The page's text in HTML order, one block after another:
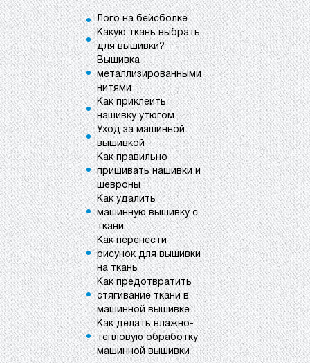
Лого на бейсболке
Какую ткань выбрать
для вышивки?
Вышивка
металлизированными
нитями
Как приклеить
нашивку утюгом
Уход за машинной
вышивкой
Как правильно
пришивать нашивки и
шевроны
Как удалить
машинную вышивку с
ткани
Как перенести
рисунок для вышивки
на ткань
Как предотвратить
стягивание ткани в
машинной вышивке
Как делать влажно-
тепловую обработку
машинной вышивки